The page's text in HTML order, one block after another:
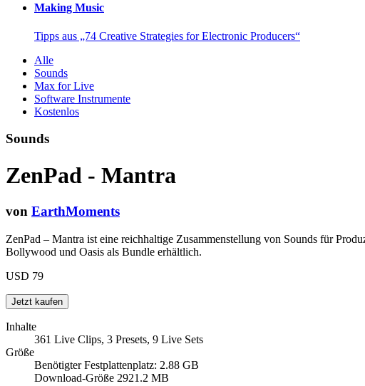
Making Music
Tipps aus „74 Creative Strategies for Electronic Producers“
Alle
Sounds
Max for Live
Software Instrumente
Kostenlos
Sounds
ZenPad - Mantra
von EarthMoments
ZenPad – Mantra ist eine reichhaltige Zusammenstellung von Sounds für
Bollywood und Oasis als Bundle erhältlich.
USD 79
Inhalte
361 Live Clips, 3 Presets, 9 Live Sets
Größe
Benötigter Festplattenplatz: 2.88 GB
Download-Größe 2921.2 MB